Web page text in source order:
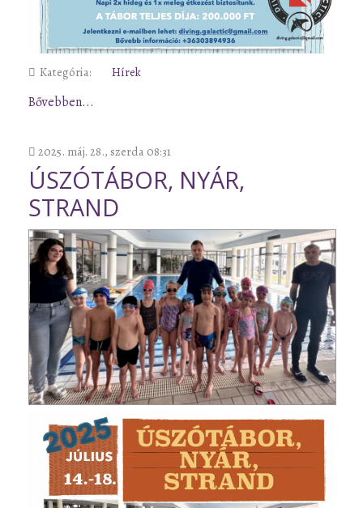
Kategória: Hírek
Bővebben...
2025. máj. 28., szerda 08:31
ÚSZÓTÁBOR, NYÁR,
STRAND